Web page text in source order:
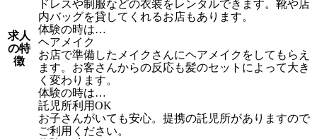
求人
の特
徴
ドレスや制服などの衣装をレンタルできます。靴や店
内バッグを貸してくれるお店もあります。
体験の時は…
ヘアメイク
お店で準備したメイクさんにヘアメイクをしてもらえ
ます。お客さんからの反応も髪のセットによって大き
く変わります。
体験の時は…
託児所利用OK
お子さんがいても安心。提携の託児所がありますので
ご利用ください。